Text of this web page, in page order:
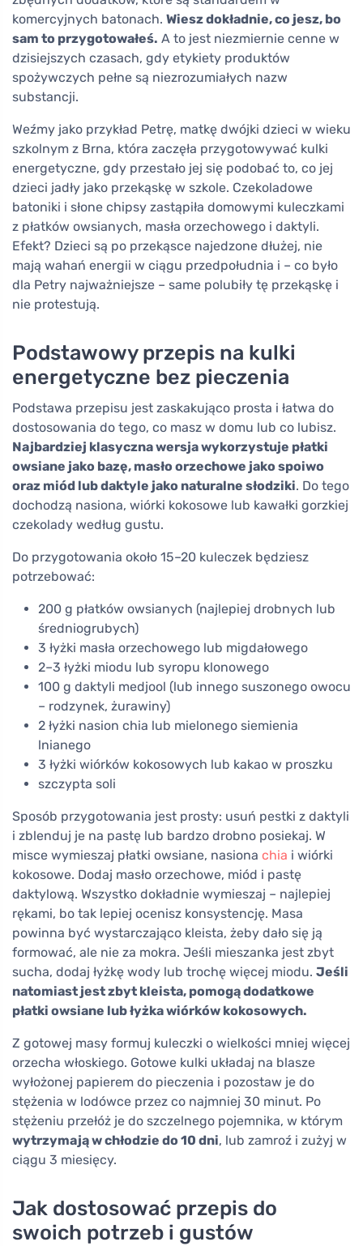
komercyjnych batonach. Wiesz dokładnie, co jesz, bo
sam to przygotowałeś. A to jest niezmiernie cenne w
dzisiejszych czasach, gdy etykiety produktów
spożywczych pełne są niezrozumiałych nazw
substancji.
Weźmy jako przykład Petrę, matkę dwójki dzieci w wieku
szkolnym z Brna, która zaczęła przygotowywać kulki
energetyczne, gdy przestało jej się podobać to, co jej
dzieci jadły jako przekąskę w szkole. Czekoladowe
batoniki i słone chipsy zastąpiła domowymi kuleczkami
z płatków owsianych, masła orzechowego i daktyli.
Efekt? Dzieci są po przekąsce najedzone dłużej, nie
mają wahań energii w ciągu przedpołudnia i – co było
dla Petry najważniejsze – same polubiły tę przekąskę i
nie protestują.
Podstawowy przepis na kulki
energetyczne bez pieczenia
Podstawa przepisu jest zaskakująco prosta i łatwa do
dostosowania do tego, co masz w domu lub co lubisz.
Najbardziej klasyczna wersja wykorzystuje płatki
owsiane jako bazę, masło orzechowe jako spoiwo
oraz miód lub daktyle jako naturalne słodziki. Do tego
dochodzą nasiona, wiórki kokosowe lub kawałki gorzkiej
czekolady według gustu.
Do przygotowania około 15–20 kuleczek będziesz
potrzebować:
200 g płatków owsianych (najlepiej drobnych lub
średniogrubych)
3 łyżki masła orzechowego lub migdałowego
2–3 łyżki miodu lub syropu klonowego
100 g daktyli medjool (lub innego suszonego owocu
– rodzynek, żurawiny)
2 łyżki nasion chia lub mielonego siemienia
lnianego
3 łyżki wiórków kokosowych lub kakao w proszku
szczypta soli
Sposób przygotowania jest prosty: usuń pestki z daktyli
i zblenduj je na pastę lub bardzo drobno posiekaj. W
misce wymieszaj płatki owsiane, nasiona chia i wiórki
kokosowe. Dodaj masło orzechowe, miód i pastę
daktylową. Wszystko dokładnie wymieszaj – najlepiej
rękami, bo tak lepiej ocenisz konsystencję. Masa
powinna być wystarczająco kleista, żeby dało się ją
formować, ale nie za mokra. Jeśli mieszanka jest zbyt
sucha, dodaj łyżkę wody lub trochę więcej miodu. Jeśli
natomiast jest zbyt kleista, pomogą dodatkowe
płatki owsiane lub łyżka wiórków kokosowych.
Z gotowej masy formuj kuleczki o wielkości mniej więcej
orzecha włoskiego. Gotowe kulki układaj na blasze
wyłożonej papierem do pieczenia i pozostaw je do
stężenia w lodówce przez co najmniej 30 minut. Po
stężeniu przełóż je do szczelnego pojemnika, w którym
wytrzymają w chłodzie do 10 dni, lub zamroź i zużyj w
ciągu 3 miesięcy.
Jak dostosować przepis do
swoich potrzeb i gustów